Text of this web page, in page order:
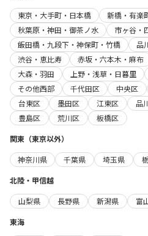
東京・大手町・日本橋
新橋・有楽
秋葉原・神田・御茶ノ水
市ヶ谷・
飯田橋・九段下・神保町・竹橋
品
渋谷・恵比寿
赤坂・六本木・麻布
大森・羽田
上野・浅草・日暮里
その他西部
千代田区 中央区
台東区
墨田区 江東区 品
豊島区
荒川区
板橋区
関東（東京以外）
神奈川県
千葉県 埼玉県
北陸・甲信越
山梨県
長野県 新潟県 富
東海